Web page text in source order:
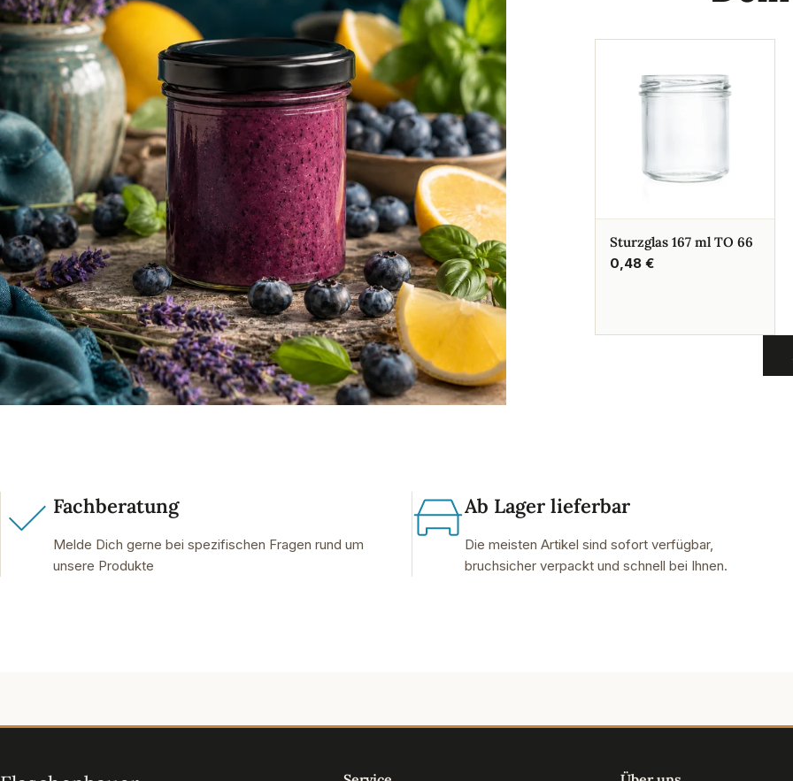
Sturzglas 167 ml TO 66
Regulärer
0,48 €
Fachberatung
Melde Dich gerne bei spezifischen Fragen rund um
unsere Produkte
Ab Lager lieferbar
Die meisten Artikel sind sofort verfügbar,
bruchsicher verpackt und schnell bei Ihnen.